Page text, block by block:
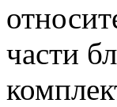
части